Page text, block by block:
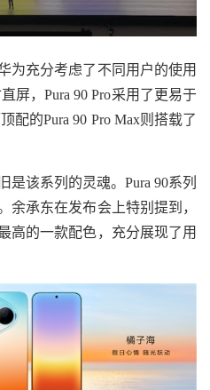
充分考虑了不同用户的使用
屏，Pura 90 Pro采用了更易于
配的Pura 90 Pro Max则搭载了
该系列的灵魂。Pura 90系列
余承东在发布会上特别提到，
高的一款配色，充分展现了用